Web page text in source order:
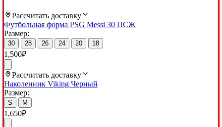
Рассчитать доставку
Футбольная форма PSG Messi 30 ПСЖ
Размер:
30 28 26 24 20 18
1,500₽
Рассчитать доставку
Наколенник Viking Черный
Размер:
S M
1,650₽